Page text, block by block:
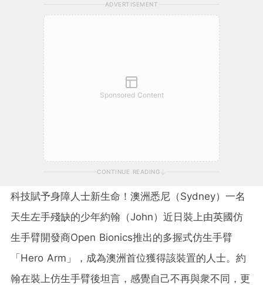
ADVERTISEMENT
Sponsored Content
CONTINUE READING
科技賦予身障人士新生命！澳洲悉尼（Sydney）一名
天生左手殘缺的少年約翰（John）近日裝上由英國仿
生手臂開發商Open Bionics推出的多握式仿生手臂
「Hero Arm」，成為澳洲首位獲得該裝置的人士。約
翰在裝上仿生手臂後坦言，感覺自己不再與衆不同，更